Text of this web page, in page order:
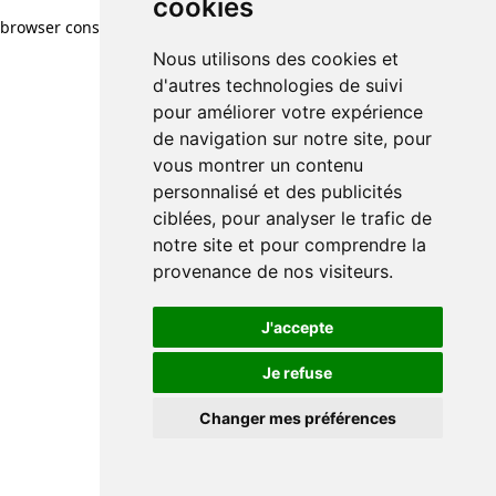
cookies
Nous utilisons des cookies et
d'autres technologies de suivi
pour améliorer votre expérience
de navigation sur notre site, pour
vous montrer un contenu
personnalisé et des publicités
ciblées, pour analyser le trafic de
notre site et pour comprendre la
provenance de nos visiteurs.
J'accepte
Je refuse
Changer mes préférences
browser console for more information)